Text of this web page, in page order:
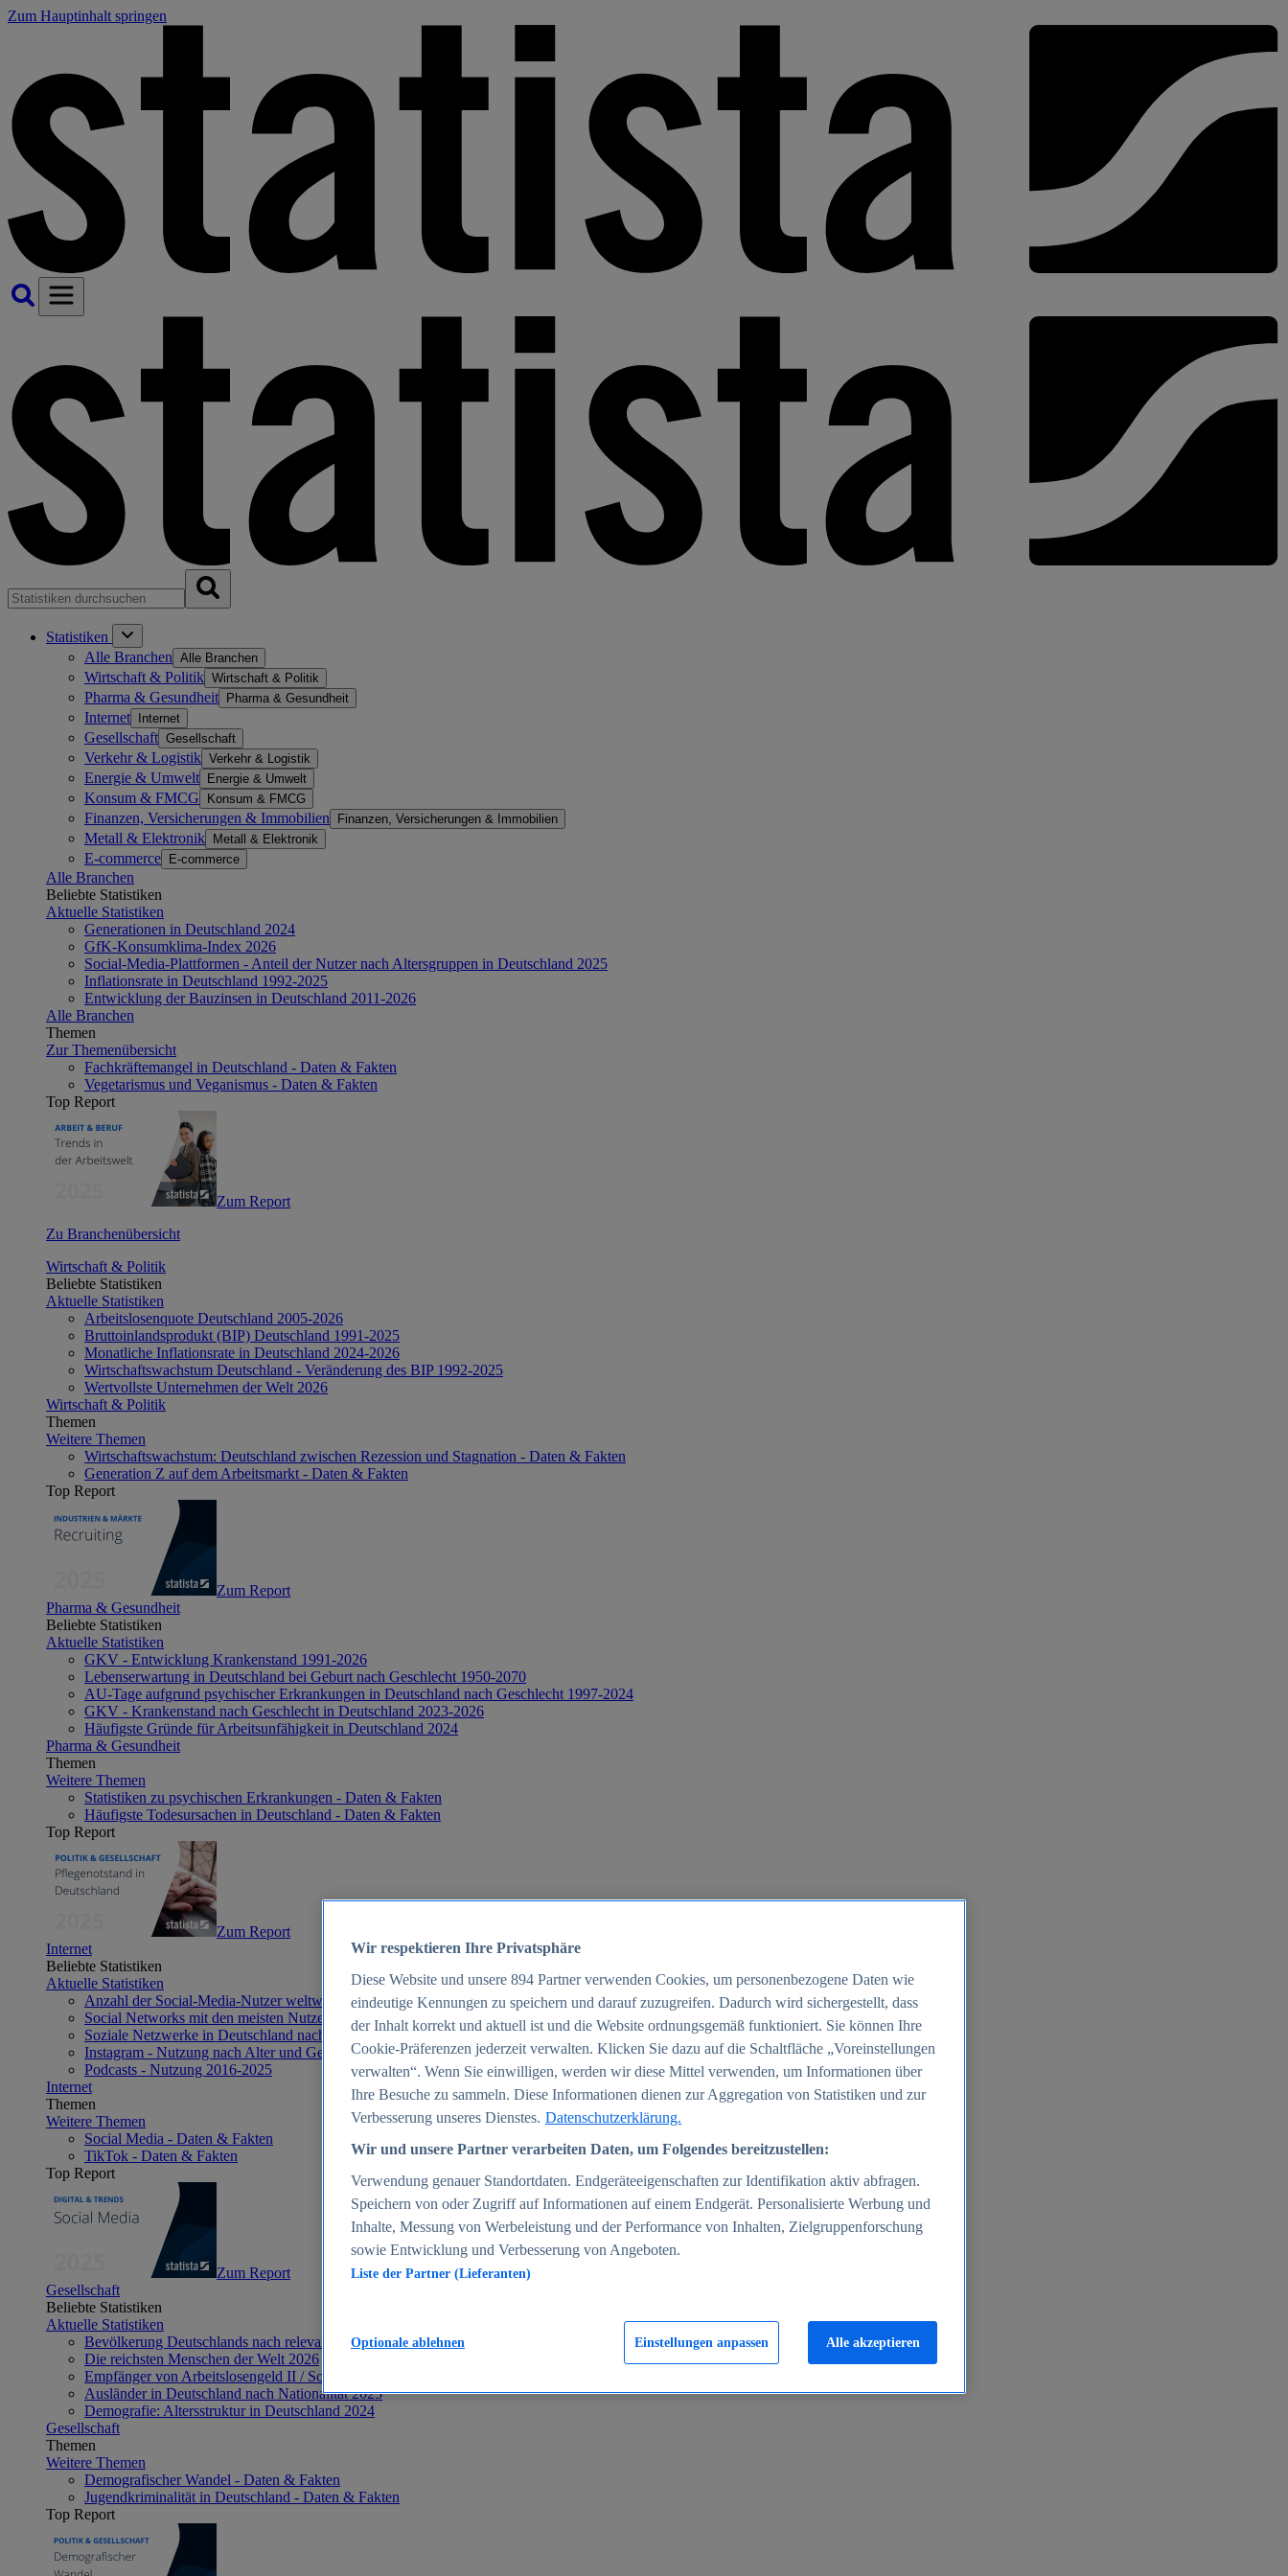
Zum Hauptinhalt springen
Statistiken
Alle Branchen Alle Branchen
Wirtschaft & Politik Wirtschaft & Politik
Pharma & Gesundheit Pharma & Gesundheit
Internet Internet
Gesellschaft Gesellschaft
Verkehr & Logistik Verkehr & Logistik
Energie & Umwelt Energie & Umwelt
Konsum & FMCG Konsum & FMCG
Finanzen, Versicherungen & Immobilien Finanzen, Versicherungen & Immobilien
Metall & Elektronik Metall & Elektronik
E-commerce E-commerce
Alle Branchen
Beliebte Statistiken
Aktuelle Statistiken
Generationen in Deutschland 2024
GfK-Konsumklima-Index 2026
Social-Media-Plattformen - Anteil der Nutzer nach Altersgruppen in Deutschland 2025
Inflationsrate in Deutschland 1992-2025
Entwicklung der Bauzinsen in Deutschland 2011-2026
Alle Branchen
Themen
Zur Themenübersicht
Fachkräftemangel in Deutschland - Daten & Fakten
Vegetarismus und Veganismus - Daten & Fakten
Top Report
Zum Report
Zu Branchenübersicht
Wirtschaft & Politik
Beliebte Statistiken
Aktuelle Statistiken
Arbeitslosenquote Deutschland 2005-2026
Bruttoinlandsprodukt (BIP) Deutschland 1991-2025
Monatliche Inflationsrate in Deutschland 2024-2026
Wirtschaftswachstum Deutschland - Veränderung des BIP 1992-2025
Wertvollste Unternehmen der Welt 2026
Wirtschaft & Politik
Themen
Weitere Themen
Wirtschaftswachstum: Deutschland zwischen Rezession und Stagnation - Daten & Fakten
Generation Z auf dem Arbeitsmarkt - Daten & Fakten
Top Report
Zum Report
Pharma & Gesundheit
Beliebte Statistiken
Aktuelle Statistiken
GKV - Entwicklung Krankenstand 1991-2026
Lebenserwartung in Deutschland bei Geburt nach Geschlecht 1950-2070
AU-Tage aufgrund psychischer Erkrankungen in Deutschland nach Geschlecht 1997-2024
GKV - Krankenstand nach Geschlecht in Deutschland 2023-2026
Häufigste Gründe für Arbeitsunfähigkeit in Deutschland 2024
Pharma & Gesundheit
Themen
Weitere Themen
Statistiken zu psychischen Erkrankungen - Daten & Fakten
Häufigste Todesursachen in Deutschland - Daten & Fakten
Top Report
Zum Report
Internet
Beliebte Statistiken
Aktuelle Statistiken
Anzahl der Social-Media-Nutzer weltweit 2012-2025
Social Networks mit den meisten Nutzern weltweit 2025
Soziale Netzwerke in Deutschland nach Generationen 2025
Instagram - Nutzung nach Alter und Geschlecht in Deutschland 2025
Podcasts - Nutzung 2016-2025
Internet
Themen
Weitere Themen
Social Media - Daten & Fakten
TikTok - Daten & Fakten
Top Report
Zum Report
Gesellschaft
Beliebte Statistiken
Aktuelle Statistiken
Bevölkerung Deutschlands nach relevanten Altersgruppen 2024
Die reichsten Menschen der Welt 2026
Empfänger von Arbeitslosengeld II / Sozialgeld / Bürgergeld in Deutschland 2005-2025
Ausländer in Deutschland nach Nationalität 2025
Demografie: Altersstruktur in Deutschland 2024
Gesellschaft
Themen
Weitere Themen
Demografischer Wandel - Daten & Fakten
Jugendkriminalität in Deutschland - Daten & Fakten
Top Report
Wir respektieren Ihre Privatsphäre
Diese Website und unsere 894 Partner verwenden Cookies, um personenbezogene Daten wie
eindeutige Kennungen zu speichern und darauf zuzugreifen. Dadurch wird sichergestellt, dass
der Inhalt korrekt und aktuell ist und die Website ordnungsgemäß funktioniert. Sie können Ihre
Cookie-Präferenzen jederzeit verwalten. Klicken Sie dazu auf die Schaltfläche „Voreinstellungen
verwalten“. Wenn Sie einwilligen, werden wir diese Mittel verwenden, um Informationen über
Ihre Besuche zu sammeln. Diese Informationen dienen zur Aggregation von Statistiken und zur
Verbesserung unseres Dienstes. Datenschutzerklärung.
Wir und unsere Partner verarbeiten Daten, um Folgendes bereitzustellen:
Verwendung genauer Standortdaten. Endgeräteeigenschaften zur Identifikation aktiv abfragen.
Speichern von oder Zugriff auf Informationen auf einem Endgerät. Personalisierte Werbung und
Inhalte, Messung von Werbeleistung und der Performance von Inhalten, Zielgruppenforschung
sowie Entwicklung und Verbesserung von Angeboten.
Liste der Partner (Lieferanten)
Einstellungen anpassen
Optionale ablehnen Alle akzeptieren